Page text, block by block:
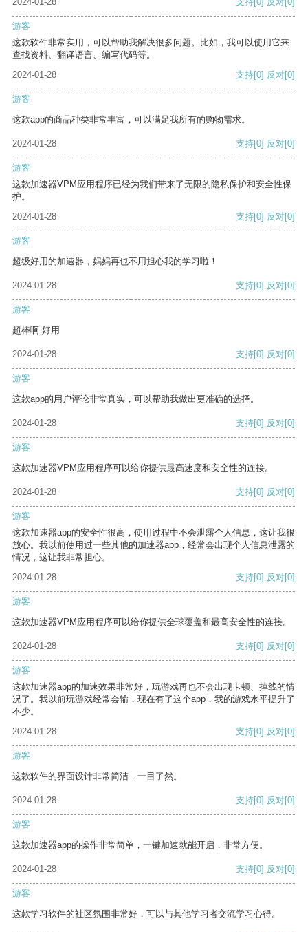
游客
这款软件非常实用，可以帮助我解决很多问题。比如，我可以使用它来
查找资料、翻译语言、编写代码等。
2024-01-28
支持[0] 反对[0]
游客
这款app的商品种类非常丰富，可以满足我所有的购物需求。
2024-01-28 支持[0] 反对[0]
游客
这款加速器VPM应用程序已经为我们带来了无限的隐私保护和安全性保
护。
2024-01-28
支持[0] 反对[0]
游客
超级好用的加速器，妈妈再也不用担心我的学习啦！
2024-01-28 支持[0] 反对[0]
游客
超棒啊 好用
2024-01-28 支持[0] 反对[0]
游客
这款app的用户评论非常真实，可以帮助我做出更准确的选择。
2024-01-28 支持[0] 反对[0]
游客
这款加速器VPM应用程序可以给你提供最高速度和安全性的连接。
2024-01-28 支持[0] 反对[0]
游客
这款加速器app的安全性很高，使用过程中不会泄露个人信息，这让我很
放心。我以前使用过一些其他的加速器app，经常会出现个人信息泄露的
情况，这让我非常担心。
2024-01-28
支持[0] 反对[0]
游客
这款加速器VPM应用程序可以给你提供全球覆盖和最高安全性的连接。
2024-01-28 支持[0] 反对[0]
游客
这款加速器app的加速效果非常好，玩游戏再也不会出现卡顿、掉线的情
况了。我以前玩游戏经常会输，现在有了这个app，我的游戏水平提升了
不少。
2024-01-28
支持[0] 反对[0]
游客
这款软件的界面设计非常简洁，一目了然。
2024-01-28 支持[0] 反对[0]
游客
这款加速器app的操作非常简单，一键加速就能开启，非常方便。
2024-01-28 支持[0] 反对[0]
游客
这款学习软件的社区氛围非常好，可以与其他学习者交流学习心得。